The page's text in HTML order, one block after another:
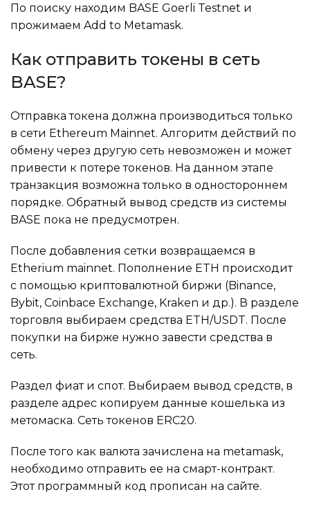
По поиску находим BASE Goerli Testnet и
прожимаем Add to Metamask.
Как отправить токены в сеть
BASE?
Отправка токена должна производиться только
в сети Ethereum Mainnet. Алгоритм действий по
обмену через другую сеть невозможен и может
привести к потере токенов. На данном этапе
транзакция возможна только в одностороннем
порядке. Обратный вывод средств из системы
BASE пока не предусмотрен.
После добавления сетки возвращаемся в
Etherium mainnet. Пополнение ETH происходит
с помощью криптовалютной биржи (Binance,
Bybit, Coinbace Exchange, Kraken и др.). В разделе
торговля выбираем средства ETH/USDT. После
покупки на бирже нужно завести средства в
сеть.
Раздел фиат и спот. Выбираем вывод средств, в
разделе адрес копируем данные кошелька из
метомаска. Сеть токенов ERC20.
После того как валюта зачислена на metamask,
необходимо отправить ее на смарт-контракт.
Этот программный код прописан на сайте.